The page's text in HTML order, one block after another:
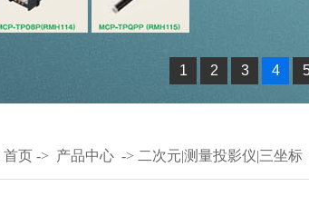
1 2 3 4
首页 -> 产品中心 -> 二次元|测量投影仪|三坐标